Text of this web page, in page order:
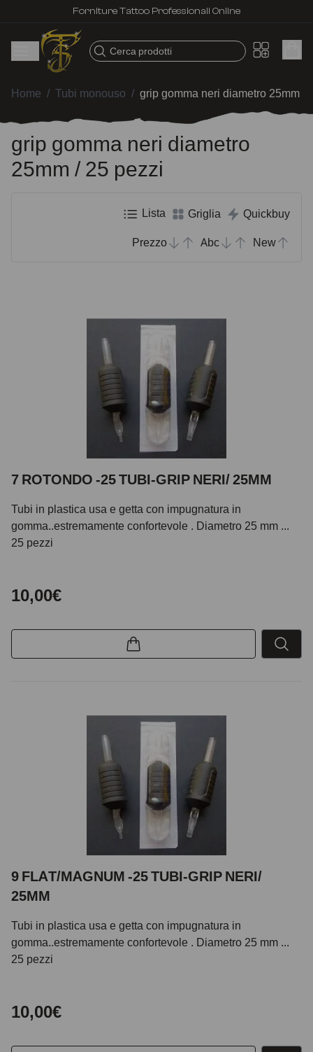
Forniture Tattoo Professionali Online
Cerca prodotti
Home / Tubi monouso / grip gomma neri diametro 25mm /
grip gomma neri diametro
25mm / 25 pezzi
Lista Griglia Quickbuy
Prezzo Abc New
7 ROTONDO -25 TUBI-GRIP NERI/ 25MM
Tubi in plastica usa e getta con impugnatura in
gomma..estremamente confortevole . Diametro 25 mm ...
25 pezzi
10,00€
9 FLAT/MAGNUM -25 TUBI-GRIP NERI/
25MM
Tubi in plastica usa e getta con impugnatura in
gomma..estremamente confortevole . Diametro 25 mm ...
25 pezzi
10,00€